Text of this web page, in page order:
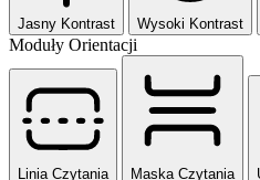
Jasny Kontrast Wysoki Kontrast
Moduły Orientacji
Linia Czytania Maska Czytania